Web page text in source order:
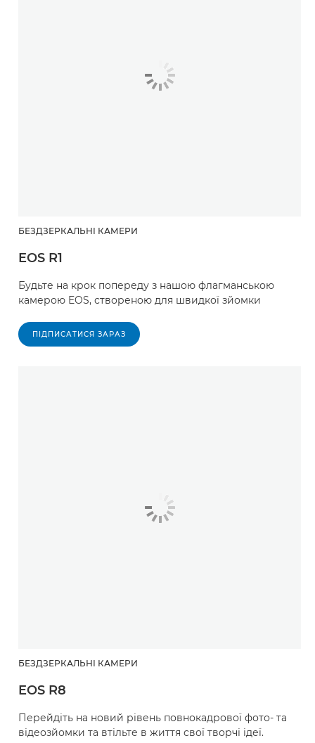
БЕЗДЗЕРКАЛЬНІ КАМЕРИ
EOS R1
Будьте на крок попереду з нашою флагманською
камерою EOS, створеною для швидкої зйомки
ПІДПИСАТИСЯ ЗАРАЗ
БЕЗДЗЕРКАЛЬНІ КАМЕРИ
EOS R8
Перейдіть на новий рівень повнокадрової фото- та
відеозйомки та втільте в життя свої творчі ідеї.